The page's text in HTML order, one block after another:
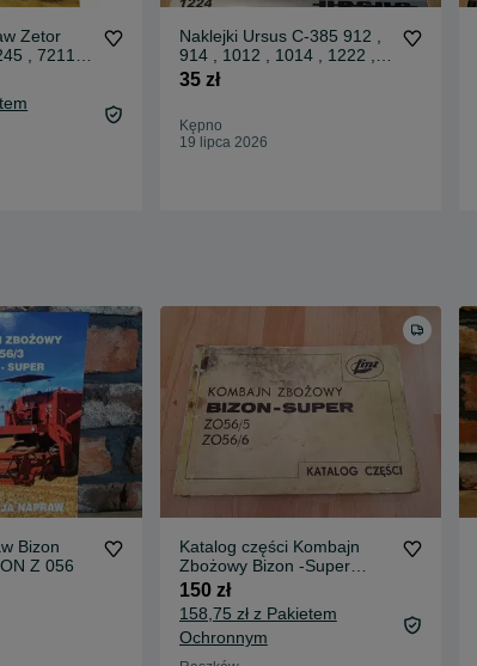
Zetor
, 7211 ,
Naklejki Ursus C-385 912 ,
914 , 1012 , 1014 , 1222 ,
1224 , 1614 ,904
35 zł
Kępno
19 lipca 2026
Bizon
Z 056
Katalog części Kombajn
Zbożowy Bizon -Super
ZO56/5 , ZO56/6
150 zł
158,75 zł z Pakietem
Ochronnym